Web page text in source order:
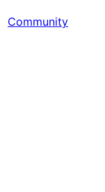
Community